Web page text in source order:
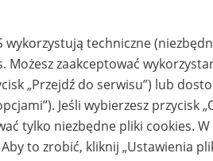
można przesyłać poprzez
zakładu pracy:
uwagi można przesyłać poprzez
wykorzystują techniczne
Możesz zaakceptować
„Przejdź do serwisu”) lub
Jeśli wybierzesz przycisk
tylko niezbędne pliki cookies.
to zrobić, kliknij „Ustawienia